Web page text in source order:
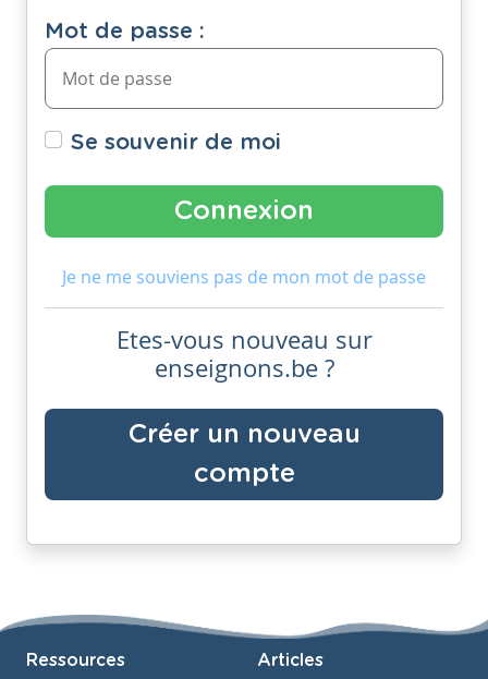
Mot de passe :
Se souvenir de moi
Je ne me souviens pas de mon mot de passe
Etes-vous nouveau sur
enseignons.be ?
Créer un nouveau
compte
Ressources Articles